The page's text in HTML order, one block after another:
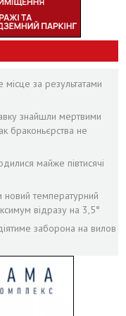
за результатами
знайшли мертвими
браконьєрства не
майже півтисячі
новий температурний
відразу на 3,5°
заборона на вилов